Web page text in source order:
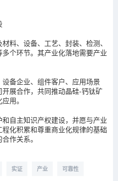
料、设备、工艺、封装、检测、
个环节。其产业化落地需要产业
备企业、组件客户、应用场景
展合作，共同推动晶硅-钙钛矿
用。
自主知识产权建设，并愿与产业
化积累和尊重商业化规律的基础
作关系。
实证 产业 可靠性